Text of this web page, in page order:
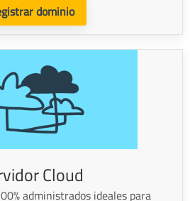
dominio
Cloud
administrados ideales para